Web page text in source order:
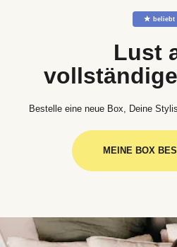
☆ beliebt
Lust
Bestelle eine neue Box, Deine
MEINE BOX